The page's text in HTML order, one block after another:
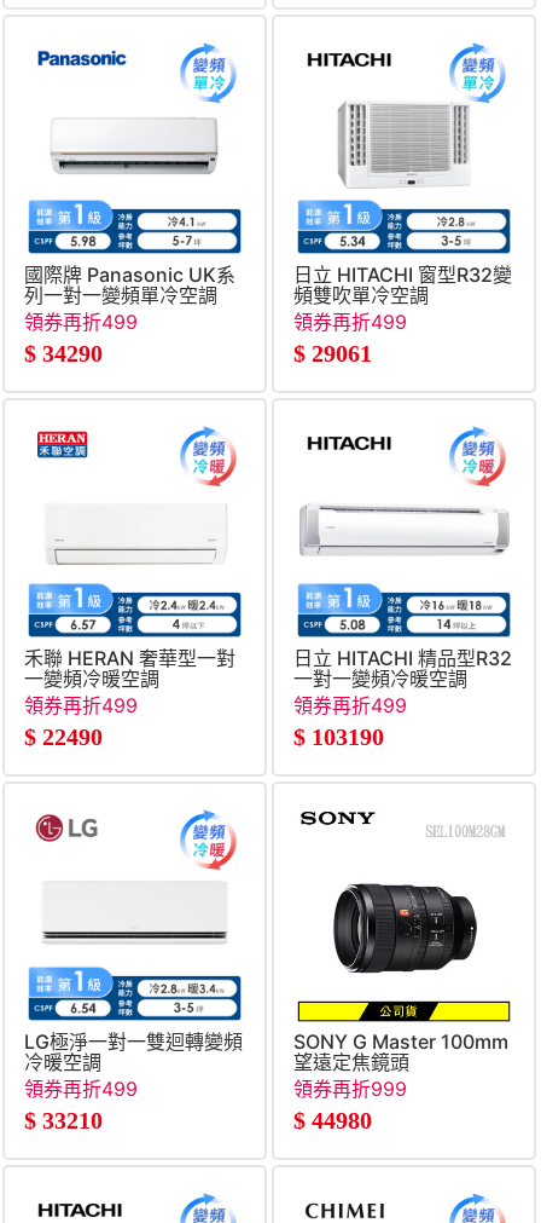
國際牌 Panasonic UK系
列一對一變頻單冷空調
領券再折499
$ 34290
日立 HITACHI 窗型R32變
頻雙吹單冷空調
領券再折499
$ 29061
禾聯 HERAN 奢華型一對
一變頻冷暖空調
領券再折499
$ 22490
日立 HITACHI 精品型R32
一對一變頻冷暖空調
領券再折499
$ 103190
LG極淨一對一雙迴轉變頻
冷暖空調
領券再折499
$ 33210
SONY G Master 100mm
望遠定焦鏡頭
領券再折999
$ 44980